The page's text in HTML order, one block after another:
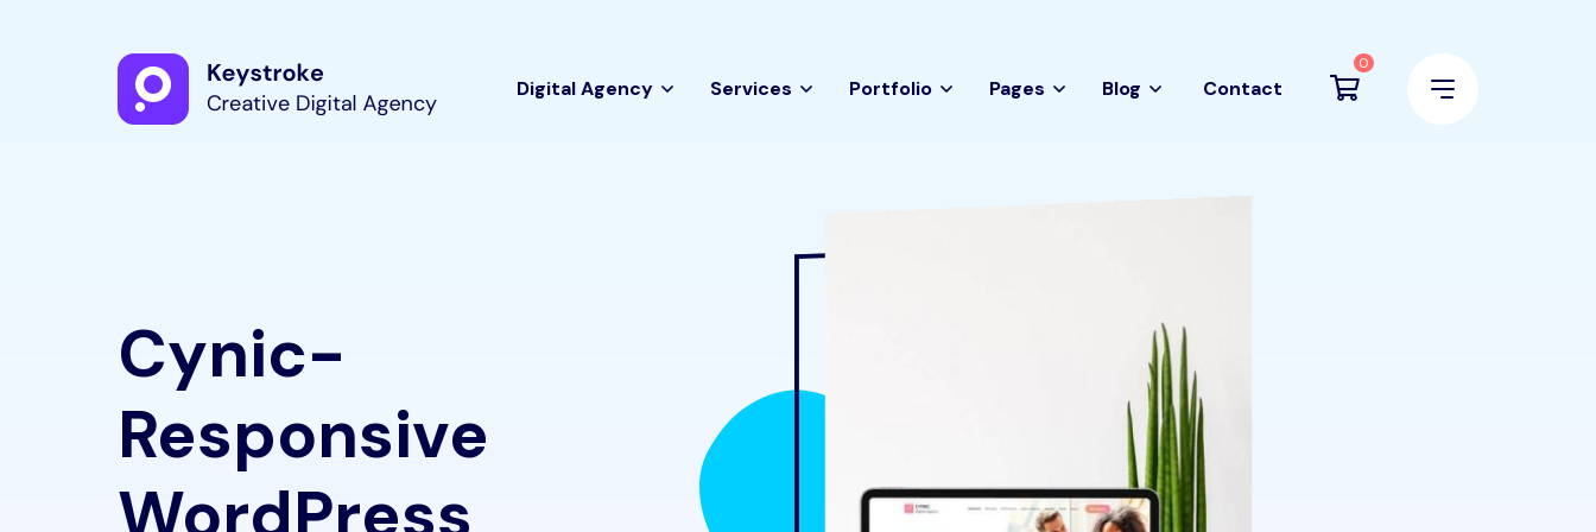
Digital Agency Services Portfolio Pages Blog Contact
0
Cynic-
Responsive